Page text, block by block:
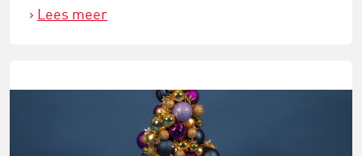
Lees meer